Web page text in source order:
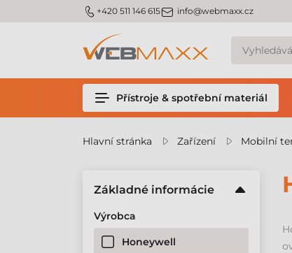
m_phone +420 511 146 615m_email info@webmaxx.cz
Přístroje & spotřební materiál
Hlavní stránka Zařízení Mobilní
Základné informácie
Výrobca
Honeywell